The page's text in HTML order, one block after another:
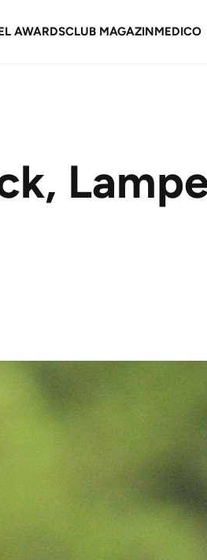
AWARDSCLUB MAGAZINMEDICO